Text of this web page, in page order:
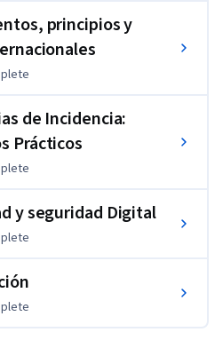
más justos, seguros y
es una invitación a
en el mundo digital desde
y transformadora.
principios y
de Incidencia:
Prácticos
y seguridad Digital